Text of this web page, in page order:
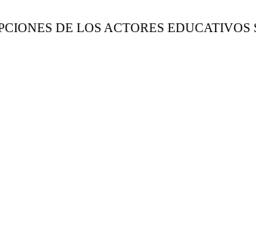
DE LOS ACTORES